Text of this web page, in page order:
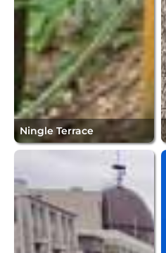
Ningle Terrace